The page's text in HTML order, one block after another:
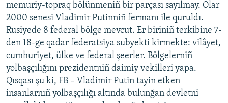
memuriy-topraq bölünmeniñ bir parçası sayılmay. Olar
2000 senesi Vladimir Putinniñ fermanı ile quruldı.
Rusiyede 8 federal bölge mevcut. Er biriniñ terkibine 7-
den 18-ge qadar federatsiya subyekti kirmekte: vilâyet,
cumhuriyet, ülke ve federal şeerler. Bölgelerniñ
yolbaşçılığını prezidentniñ daimiy vekilleri yapa.
Qısqası şu ki, FB – Vladimir Putin tayin etken
insanlarnıñ yolbaşçılığı altında bulunğan devletni